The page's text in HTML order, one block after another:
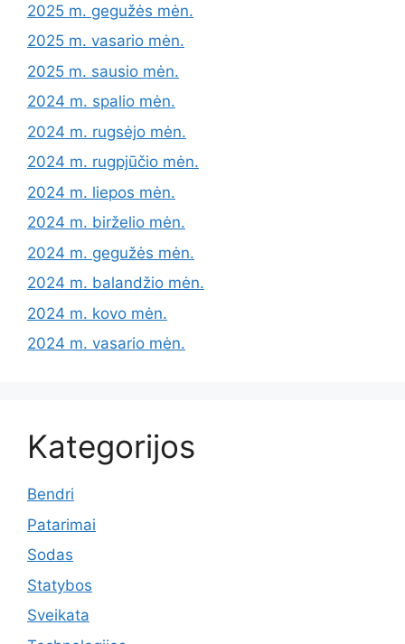
2025 m. gegužės mėn.
2025 m. vasario mėn.
2025 m. sausio mėn.
2024 m. spalio mėn.
2024 m. rugsėjo mėn.
2024 m. rugpjūčio mėn.
2024 m. liepos mėn.
2024 m. birželio mėn.
2024 m. gegužės mėn.
2024 m. balandžio mėn.
2024 m. kovo mėn.
2024 m. vasario mėn.
Kategorijos
Bendri
Patarimai
Sodas
Statybos
Sveikata